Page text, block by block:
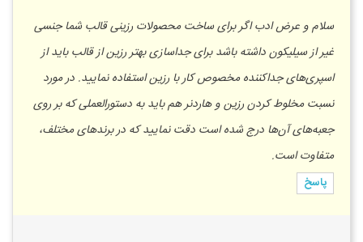
سلام و عرض ادب اگر برای ساخت محصولات رزینی قالب شما جنسی
غیر از سیلیکون داشته باشد برای جداسازی بهتر رزین از قالب باید از
اسپری‌های جداکننده مخصوص کار با رزین استفاده نمایید. در مورد
نسبت مخلوط کردن رزین و هاردنر هم باید به دستورالعملی که بر روی
جعبه‌های آن‌ها درج شده است دقت نمایید که در برندهای مختلف،
متفاوت است.
پاسخ